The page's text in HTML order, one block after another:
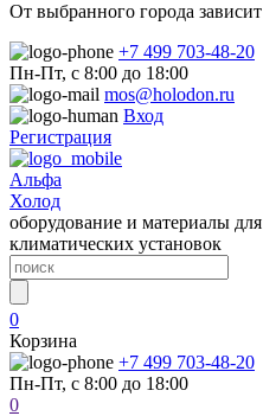
От выбранного города
+7 499 703-48-20
Пн-Пт, с 8:00 до 18:00
mos@holodon.ru
Вход
Регистрация
Альфа
Холод
оборудование и материалы
климатических установок
0
Корзина
+7 499 703-48-20
Пн-Пт, с 8:00 до 18:00
0